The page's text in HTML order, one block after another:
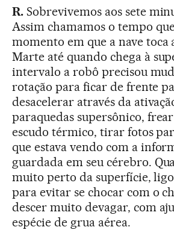
R.Sobrevivemos aos sete
Assim chamamos o tempo
momento em que a nave toca
Marte até quando chega à
intervalo a robô precisou
rotação para ficar de frente
desacelerar através da
paraquedas supersônico,
escudo térmico, tirar fotos
que estava vendo com a
guardada em seu cérebro.
muito perto da superfície,
para evitar se chocar com o
descer muito devagar, com
espécie de grua aérea.